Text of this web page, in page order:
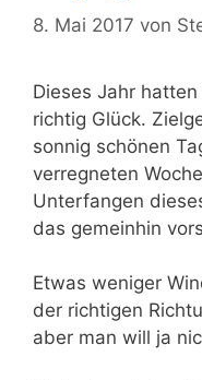
8. Mai 2017 von
Dieses Jahr
richtig Glück.
sonnig schönen
verregneten
Unterfangen
das gemeinhin
Etwas weniger
der richtigen
aber man will ja